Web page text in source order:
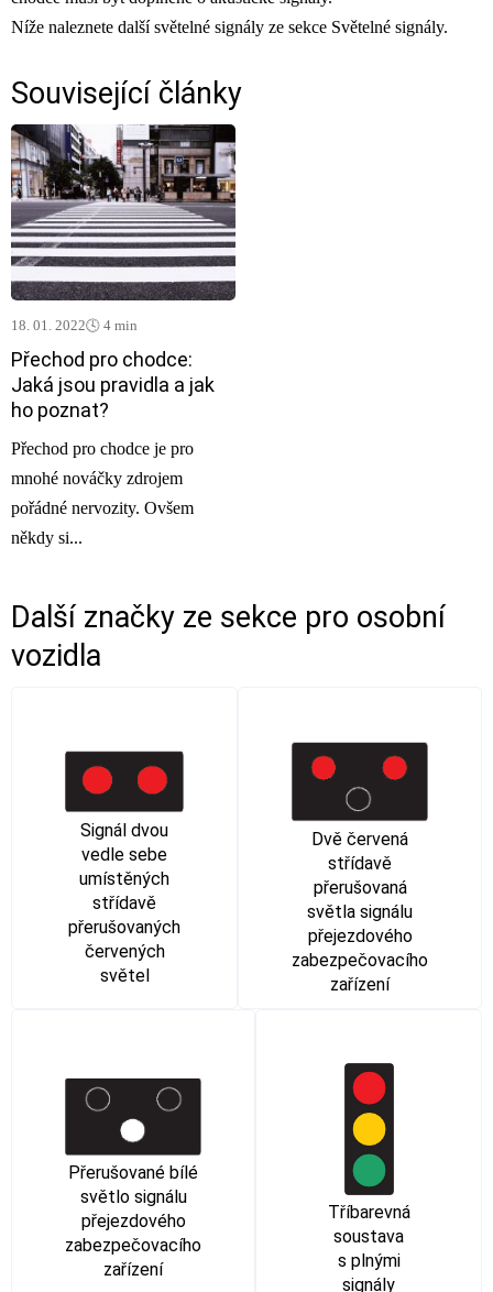
Níže naleznete další světelné signály ze sekce Světelné signály.
Související články
18. 01. 2022🕓 4 min
Přechod pro chodce:
Jaká jsou pravidla a jak
ho poznat?
Přechod pro chodce je pro
mnohé nováčky zdrojem
pořádné nervozity. Ovšem
někdy si...
Další značky ze sekce pro osobní
vozidla
Signál dvou
vedle sebe
umístěných
střídavě
přerušovaných
červených
světel
Dvě červená
střídavě
přerušovaná
světla signálu
přejezdového
zabezpečovacího
zařízení
Přerušované bílé
světlo signálu
přejezdového
zabezpečovacího
zařízení
Tříbarevná
soustava
s plnými
signály